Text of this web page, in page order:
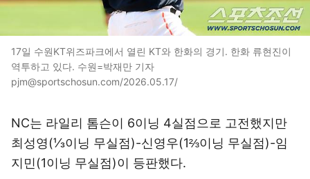
17일 수원KT위즈파크에서 열린 KT와 한화의 경기. 한화 류현진이
역투하고 있다. 수원=박재만 기자
pjm@sportschosun.com/2026.05.17/
NC는 라일리 톰슨이 6이닝 4실점으로 고전했지만
최성영(⅓이닝 무실점)-신영우(1⅔이닝 무실점)-임
지민(1이닝 무실점)이 등판했다.